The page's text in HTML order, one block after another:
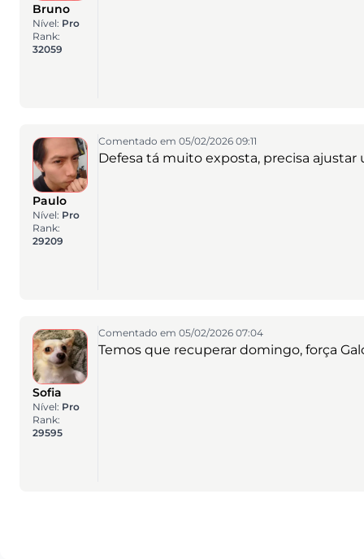
Bruno
Nível: Pro
Rank:
32059
Paulo
Nível: Pro
Rank:
29209
Comentado em 05/02/2026 09:11
Defesa tá muito exposta, precisa ajustar
Sofia
Nível: Pro
Rank:
29595
Comentado em 05/02/2026 07:04
Temos que recuperar domingo, força